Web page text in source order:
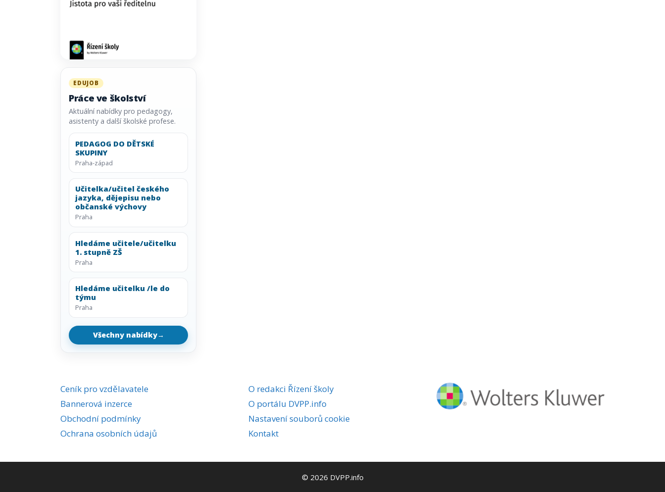
EDUJOB
Práce ve školství
Aktuální nabídky pro pedagogy,
asistenty a další školské profese.
PEDAGOG DO DĚTSKÉ
SKUPINY
Praha-západ
Učitelka/učitel českého
jazyka, dějepisu nebo
občanské výchovy
Praha
Hledáme učitele/učitelku
1. stupně ZŠ
Praha
Hledáme učitelku /le do
týmu
Praha
Všechny nabídky→
Ceník pro vzdělavatele
Bannerová inzerce
Obchodní podmínky
Ochrana osobních údajů
O redakci Řízení školy
O portálu DVPP.info
Nastavení souborů cookie
Kontakt
© 2026 DVPP.info